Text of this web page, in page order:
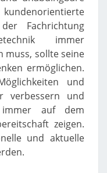
Fachrichtung
immer
muss, sollte seine
ermöglichen.
und
verbessern und
auf dem
zeigen.
und aktuelle